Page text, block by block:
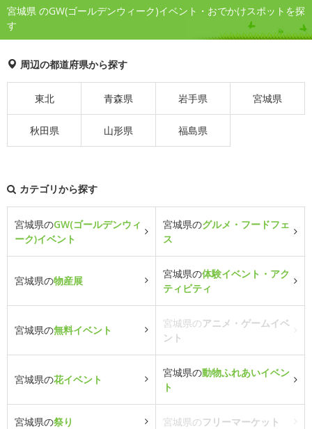
宮城県 のGW(ゴールデンウィーク)イベント・おでかけスポットを探
す
周辺の都道府県から探す
東北 青森県 岩手県 宮城県
秋田県 山形県 福島県
カテゴリから探す
宮城県のGW(ゴールデンウィ
ーク)イベント
宮城県のグルメ・フードフェ
ス
宮城県の物産展
宮城県の体験イベント・アク
ティビティ
宮城県の無料イベント
宮城県のアニメ・ゲームイベ
ント
宮城県の花イベント
宮城県の動物ふれあいイベン
ト
宮城県の祭り 宮城県のフリーマーケット